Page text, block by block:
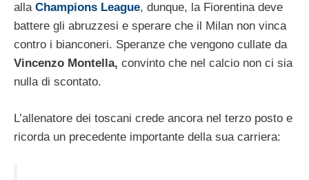
alla Champions League, dunque, la Fiorentina deve
battere gli abruzzesi e sperare che il Milan non vinca
contro i bianconeri. Speranze che vengono cullate da
Vincenzo Montella, convinto che nel calcio non ci sia
nulla di scontato.
L’allenatore dei toscani crede ancora nel terzo posto e
ricorda un precedente importante della sua carriera: